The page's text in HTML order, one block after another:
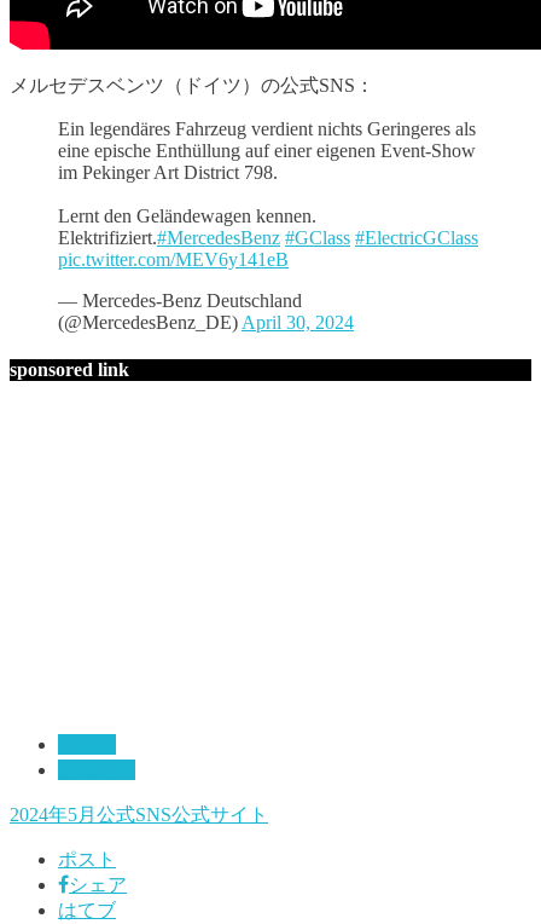
メルセデスベンツ（ドイツ）の公式SNS：
Ein legendäres Fahrzeug verdient nichts Geringeres als
eine epische Enthüllung auf einer eigenen Event-Show
im Pekinger Art District 798.
Lernt den Geländewagen kennen.
Elektrifiziert.#MercedesBenz #GClass #ElectricGClass
pic.twitter.com/MEV6y141eB
— Mercedes-Benz Deutschland
(@MercedesBenz_DE) April 30, 2024
sponsored link
2024年5月 公式SNS公式サイト
ポスト
シェア
はてブ